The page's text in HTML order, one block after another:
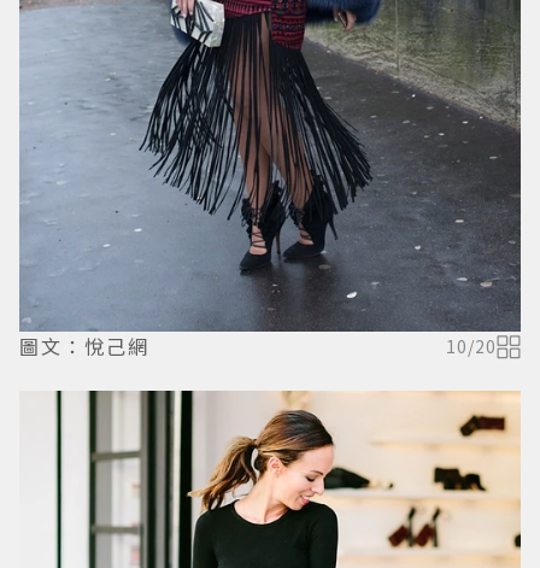
圖文：悅己網 10/20